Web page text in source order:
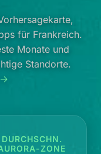
für Frankreich.
Monate und
Standorte.
→
DURCHSCHN.
ZONE